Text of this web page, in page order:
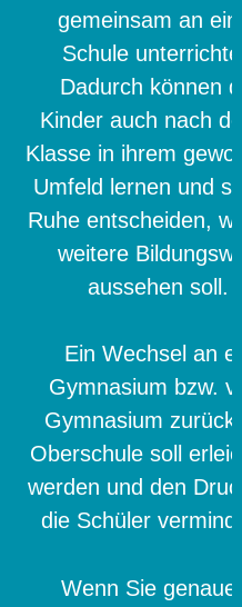
der
gemeinsam an
Schule
Dadurch können
Kinder auch nach
Klasse in ihrem
Umfeld lernen und
Ruhe entscheiden,
weitere
aussehen soll.
Ein Wechsel an
Gymnasium bzw.
Gymnasium zurück
Oberschule soll
werden und den
die Schüler
Wenn Sie